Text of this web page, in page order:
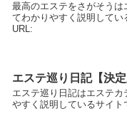
最高のエステをさがそう
てわかりやすく説明してい
URL:
エステ巡り日記【決定
エステ巡り日記はエステ
やすく説明しているサイ